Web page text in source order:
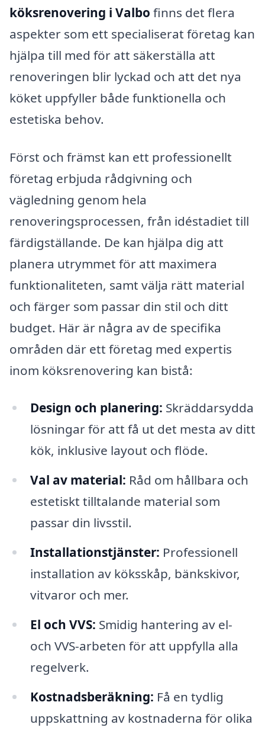
köksrenovering i Valbo finns det flera
aspekter som ett specialiserat företag kan
hjälpa till med för att säkerställa att
renoveringen blir lyckad och att det nya
köket uppfyller både funktionella och
estetiska behov.
Först och främst kan ett professionellt
företag erbjuda rådgivning och
vägledning genom hela
renoveringsprocessen, från idéstadiet till
färdigställande. De kan hjälpa dig att
planera utrymmet för att maximera
funktionaliteten, samt välja rätt material
och färger som passar din stil och ditt
budget. Här är några av de specifika
områden där ett företag med expertis
inom köksrenovering kan bistå:
Design och planering: Skräddarsydda
lösningar för att få ut det mesta av ditt
kök, inklusive layout och flöde.
Val av material: Råd om hållbara och
estetiskt tilltalande material som
passar din livsstil.
Installationstjänster: Professionell
installation av köksskåp, bänkskivor,
vitvaror och mer.
El och VVS: Smidig hantering av el-
och VVS-arbeten för att uppfylla alla
regelverk.
Kostnadsberäkning: Få en tydlig
uppskattning av kostnaderna för olika